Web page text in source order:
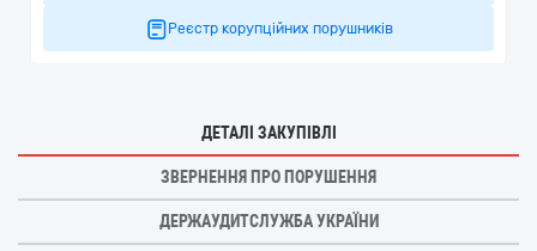
Реєстр корупційних порушників
ДЕТАЛІ ЗАКУПІВЛІ
ЗВЕРНЕННЯ ПРО ПОРУШЕННЯ
ДЕРЖАУДИТСЛУЖБА УКРАЇНИ